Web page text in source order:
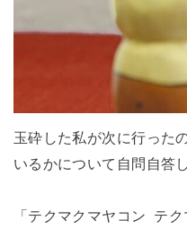
玉砕した私が次に行った
いるかについて自問自答
「テクマクマヤコン テク